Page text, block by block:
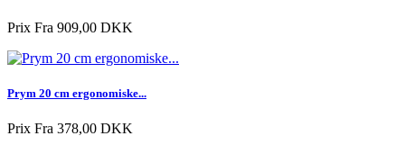
Prix Fra 909,00 DKK
Prym 20 cm ergonomiske...
Prix Fra 378,00 DKK